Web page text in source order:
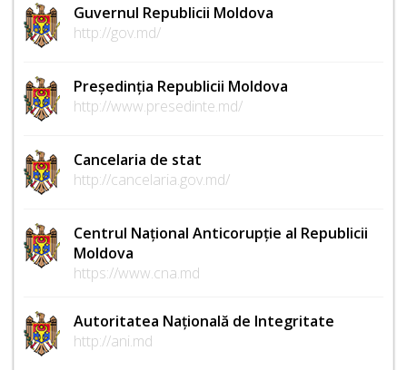
Guvernul Republicii Moldova
http://gov.md/
Președinția Republicii Moldova
http://www.presedinte.md/
Cancelaria de stat
http://cancelaria.gov.md/
Centrul Național Anticorupție al Republicii
Moldova
https://www.cna.md
Autoritatea Națională de Integritate
http://ani.md